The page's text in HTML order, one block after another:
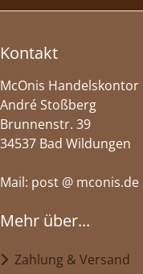
Kontakt
McOnis Handelskontor
André Stoßberg
Brunnenstr. 39
34537 Bad Wildungen
Mail: post @ mconis.de
Mehr über...
Zahlung & Versand